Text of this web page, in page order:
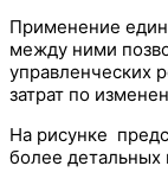
Применение
между ними
управленческих
затрат по
На рисунке
более детальных